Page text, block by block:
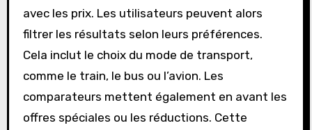
avec les prix. Les utilisateurs peuvent alors
filtrer les résultats selon leurs préférences.
Cela inclut le choix du mode de transport,
comme le train, le bus ou l’avion. Les
comparateurs mettent également en avant les
offres spéciales ou les réductions. Cette